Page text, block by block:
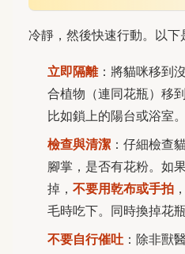
冷靜，然後快速行動。以下
立即隔離：將貓咪移到
合植物（連同花瓶）移
比如鎖上的陽台或浴室。
檢查與清潔 ：仔細檢查
腳掌，是否有花粉。如
掉， 不要用乾布或手拍
毛時吃下。同時換掉花
不要自行催吐 ：除非獸